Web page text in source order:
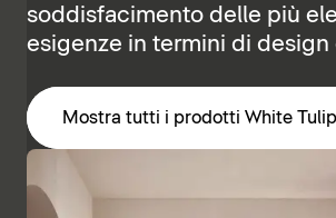
soddisfacimento delle più
esigenze in termini di design
Mostra tutti i prodotti White Tulip